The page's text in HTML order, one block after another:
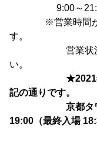
9:00～21:20（
※営業時間が変
す。
営業状況につ
い。
★2021
記の通りです。
京都タワー展
19:00（最終入場
〈土日